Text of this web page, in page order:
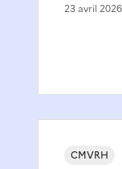
23 avril 2026
CMVRH